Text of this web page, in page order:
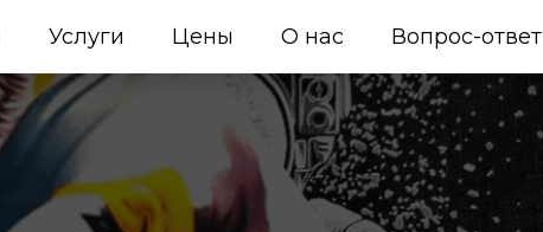
Услуги Цены О нас Вопрос-ответ